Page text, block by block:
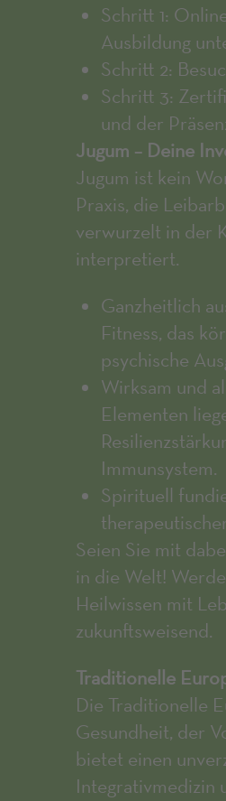
Schritt 1:
Ausbildung
Schritt 2:
Schritt 3:
und der
Jugum – Deine
Jugum ist kein
Praxis, die
verwurzelt in der
interpretiert.
Ganzheitlich
Fitness, das
psychische
Wirksam und
Elementen
Immunsystem.
Spirituell
Seien Sie mit
in die Welt!
Heilwissen mit
zukunftsweisend.
Traditionelle
Die Traditionelle
Gesundheit, der
bietet einen
Integrativmedizin